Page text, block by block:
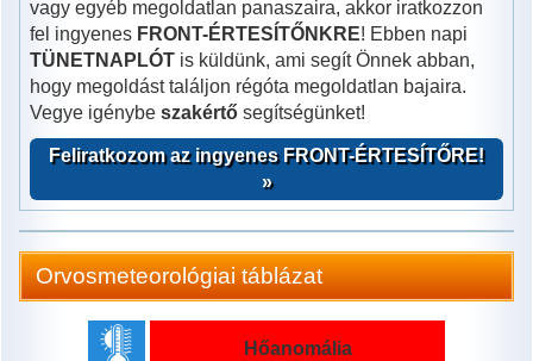
vagy egyéb megoldatlan panaszaira, akkor iratkozzon
fel ingyenes FRONT-ÉRTESÍTŐNKRE! Ebben napi
TÜNETNAPLÓT is küldünk, ami segít Önnek abban,
hogy megoldást találjon régóta megoldatlan bajaira.
Vegye igénybe szakértő segítségünket!
Feliratkozom az ingyenes FRONT-ÉRTESÍTŐRE!
»
Orvosmeteorológiai táblázat
Hőanomália